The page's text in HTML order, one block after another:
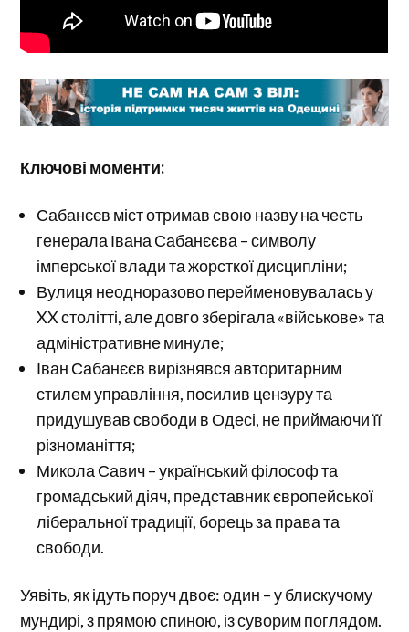
Ключові моменти:
Сабанєєв міст отримав свою назву на честь
генерала Івана Сабанєєва – символу
імперської влади та жорсткої дисципліни;
Вулиця неодноразово перейменовувалась у
XX столітті, але довго зберігала «військове» та
адміністративне минуле;
Іван Сабанєєв вирізнявся авторитарним
стилем управління, посилив цензуру та
придушував свободи в Одесі, не приймаючи її
різноманіття;
Микола Савич – український філософ та
громадський діяч, представник європейської
ліберальної традиції, борець за права та
свободи.
Уявіть, як ідуть поруч двоє: один – у блискучому
мундирі, з прямою спиною, із суворим поглядом.